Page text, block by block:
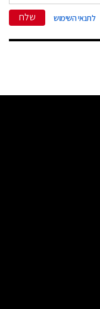
לתנאי השימוש שלח